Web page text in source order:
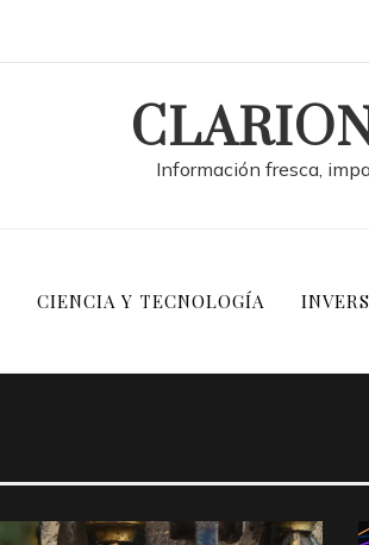
Información fresca,
CIENCIA Y TECNOLOGÍA